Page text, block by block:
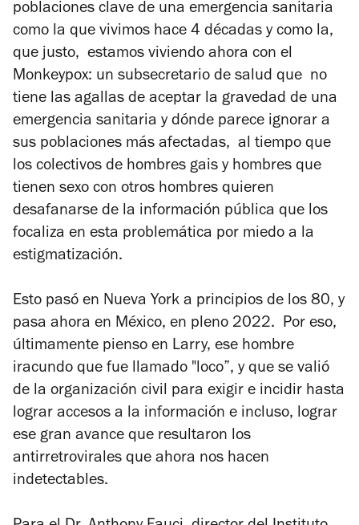
poblaciones clave de una emergencia sanitaria
como la que vivimos hace 4 décadas y como la,
que justo, estamos viviendo ahora con el
Monkeypox: un subsecretario de salud que no
tiene las agallas de aceptar la gravedad de una
emergencia sanitaria y dónde parece ignorar a
sus poblaciones más afectadas, al tiempo que
los colectivos de hombres gais y hombres que
tienen sexo con otros hombres quieren
desafanarse de la información pública que los
focaliza en esta problemática por miedo a la
estigmatización.
Esto pasó en Nueva York a principios de los 80, y
pasa ahora en México, en pleno 2022. Por eso,
últimamente pienso en Larry, ese hombre
iracundo que fue llamado "loco”, y que se valió
de la organización civil para exigir e incidir hasta
lograr accesos a la información e incluso, lograr
ese gran avance que resultaron los
antirretrovirales que ahora nos hacen
indetectables.